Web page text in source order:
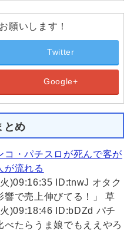
願いします！
Twitter
Google+
とめ
コ・パチスロが死んで客が
が流れる
)09:16:35 ID:tnwJ オタク
響で売上伸びてる！」 草
)09:18:46 ID:bDZd パチ
べたらうま娘でもええやろ